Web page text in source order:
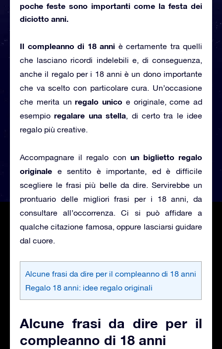
poche feste sono importanti come la festa dei
diciotto anni.
Il compleanno di 18 anni è certamente tra quelli
che lasciano ricordi indelebili e, di conseguenza,
anche il regalo per i 18 anni è un dono importante
che va scelto con particolare cura. Un’occasione
che merita unregalo unico e originale, come ad
esempioregalare una stella, di certo tra le idee
regalo più creative.
Accompagnare il regalo con un biglietto regalo
originale e sentito è importante, ed è difficile
scegliere le frasi più belle da dire. Servirebbe un
prontuario delle migliori frasi per i 18 anni, da
consultare all’occorrenza. Ci si può affidare a
qualche citazione famosa, oppure lasciarsi guidare
dal cuore.
Alcune frasi da dire per il compleanno di 18 anni
Regalo 18 anni: idee regalo originali
Alcune frasi da dire per il
compleanno di 18 anni